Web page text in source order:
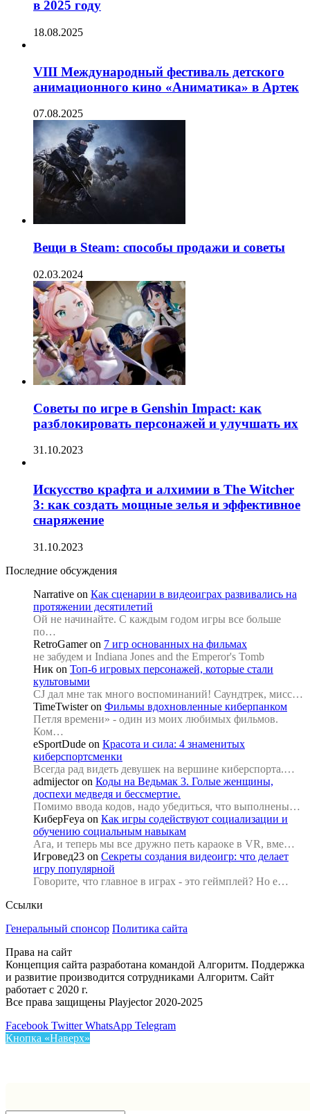
в 2025 году
18.08.2025
VIII Международный фестиваль детского
анимационного кино «Аниматика» в Артек
07.08.2025
Вещи в Steam: способы продажи и советы
02.03.2024
Советы по игре в Genshin Impact: как
разблокировать персонажей и улучшать их
31.10.2023
Искусство крафта и алхимии в The Witcher
3: как создать мощные зелья и эффективное
снаряжение
31.10.2023
Последние обсуждения
Narrative on Как сценарии в видеоиграх развивались на
протяжении десятилетий
Ой не начинайте. С каждым годом игры все больше
по…
RetroGamer on 7 игр основанных на фильмах
не забудем и Indiana Jones and the Emperor's Tomb
Ник on Топ-6 игровых персонажей, которые стали
культовыми
CJ дал мне так много воспоминаний! Саундтрек, мисс…
TimeTwister on Фильмы вдохновленные киберпанком
Петля времени» - один из моих любимых фильмов.
Ком…
eSportDude on Красота и сила: 4 знаменитых
киберспортсменки
Всегда рад видеть девушек на вершине киберспорта.…
admijector on Коды на Ведьмак 3. Голые женщины,
доспехи медведя и бессмертие.
Помимо ввода кодов, надо убедиться, что выполнены…
КиберFeya on Как игры содействуют социализации и
обучению социальным навыкам
Ага, и теперь мы все дружно петь караоке в VR, вме…
Игровед23 on Секреты создания видеоигр: что делает
игру популярной
Говорите, что главное в играх - это геймплей? Но е…
Ссылки
Генеральный спонсор Политика сайта
Права на сайт
Концепция сайта разработана командой Алгоритм. Поддержка
и развитие производится сотрудниками Алгоритм. Сайт
работает с 2020 г.
Все права защищены Playjector 2020-2025
Facebook Twitter WhatsApp Telegram
Кнопка «Наверх»